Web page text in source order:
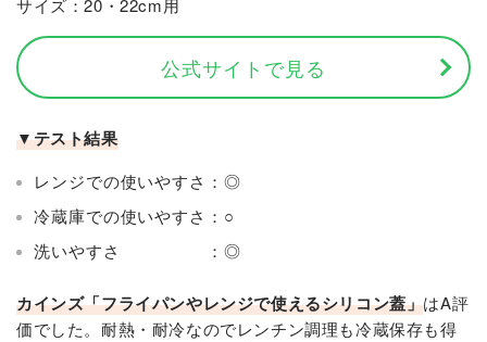
サイズ：20・22cm用
公式サイトで見る
▼テスト結果
レンジでの使いやすさ：◎
冷蔵庫での使いやすさ：○
洗いやすさ ：◎
カインズ「フライパンやレンジで使えるシリコン蓋」はA評
価でした。耐熱・耐冷なのでレンチン調理も冷蔵保存も得